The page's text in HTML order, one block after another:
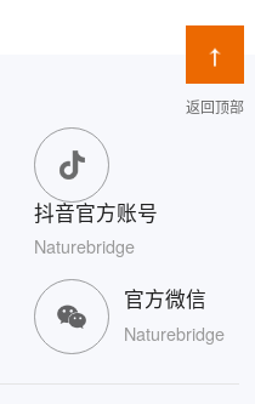
抖音官方账号
Naturebridge
官方微信
Naturebridge
返回顶部